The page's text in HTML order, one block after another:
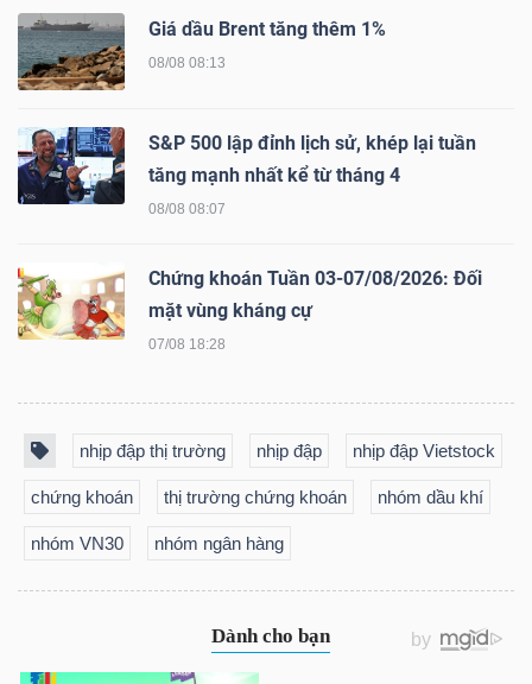
Giá dầu Brent tăng thêm 1%
08/08 08:13
S&P 500 lập đỉnh lịch sử, khép lại tuần
tăng mạnh nhất kể từ tháng 4
08/08 08:07
Chứng khoán Tuần 03-07/08/2026: Đối
mặt vùng kháng cự
07/08 18:28
nhịp đập thị trường nhịp đập nhịp đập Vietstock
chứng khoán thị trường chứng khoán nhóm dầu khí
nhóm VN30 nhóm ngân hàng
Truyền
thông
tài
liệu
tài